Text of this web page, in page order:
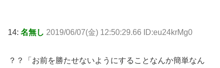
14: 名無し 2019/06/07(金) 12:50:29.66 ID:eu24krMg0
？？「お前を勝たせないようにすることなんか簡単なん